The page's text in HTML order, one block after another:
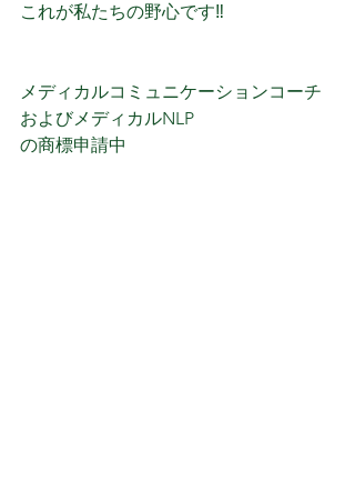
これが私たちの野心です‼️
メディカルコミュニケーションコーチ
およびメディカルNLP
の商標申請中